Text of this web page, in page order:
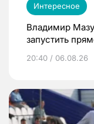
Интересное
Владимир
запустить
20:40 / 06.08.26